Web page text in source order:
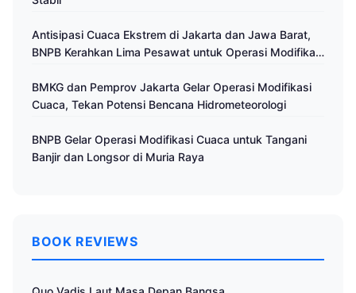
Antisipasi Cuaca Ekstrem di Jakarta dan Jawa Barat,
BNPB Kerahkan Lima Pesawat untuk Operasi Modifikasi
BMKG dan Pemprov Jakarta Gelar Operasi Modifikasi
Cuaca, Tekan Potensi Bencana Hidrometeorologi
BNPB Gelar Operasi Modifikasi Cuaca untuk Tangani
Banjir dan Longsor di Muria Raya
BOOK REVIEWS